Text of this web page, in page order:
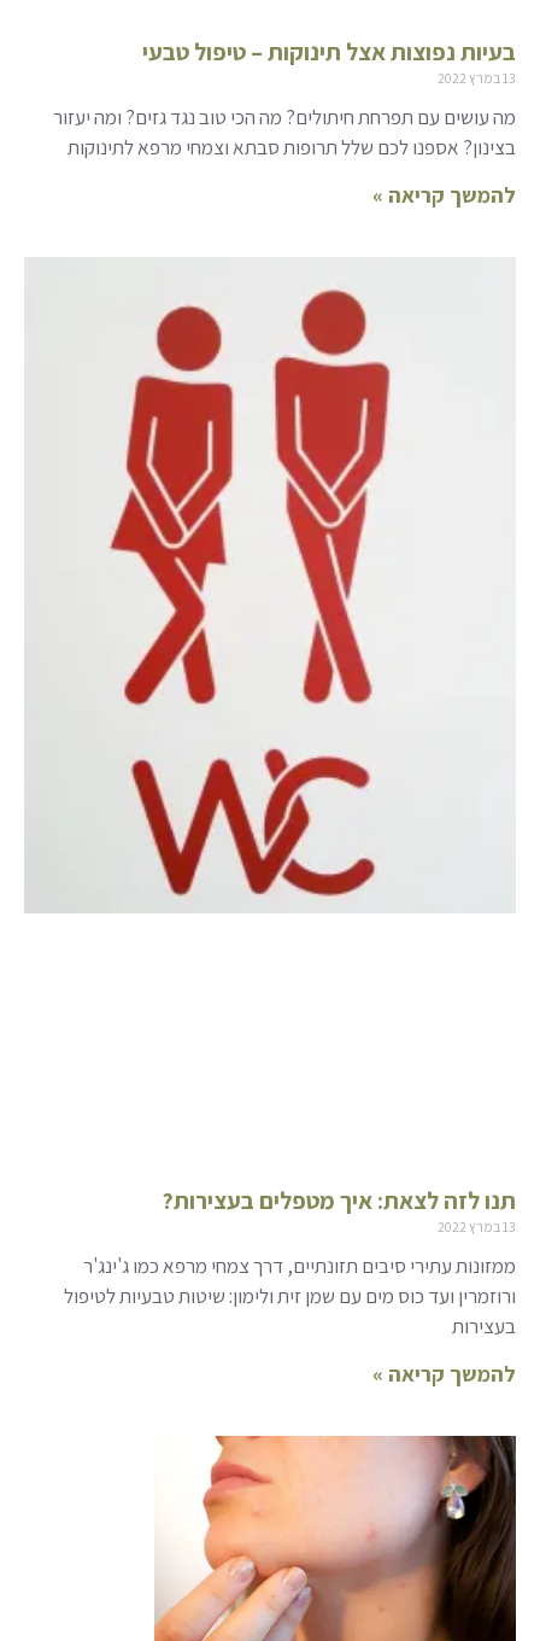
בעיות נפוצות אצל תינוקות – טיפול טבעי
13 במרץ 2022
מה עושים עם תפרחת חיתולים? מה הכי טוב נגד גזים? ומה יעזור
בצינון? אספנו לכם שלל תרופות סבתא וצמחי מרפא לתינוקות
להמשך קריאה »
תנו לזה לצאת: איך מטפלים בעצירות?
13 במרץ 2022
ממזונות עתירי סיבים תזונתיים, דרך צמחי מרפא כמו ג'ינג'ר
ורוזמרין ועד כוס מים עם שמן זית ולימון: שיטות טבעיות לטיפול
בעצירות
להמשך קריאה »